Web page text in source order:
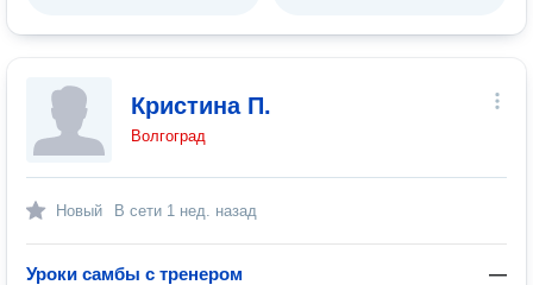
Кристина П.
Волгоград
Новый В сети 1 нед. назад
Уроки самбы с тренером —